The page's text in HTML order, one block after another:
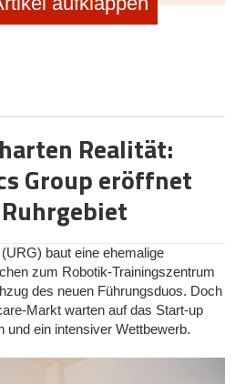
Realität:
Group eröffnet
baut eine ehemalige
zum Robotik-Trainingszentrum
des neuen Führungsduos. Doch
Markt warten auf das Start-up
und ein intensiver Wettbewerb.